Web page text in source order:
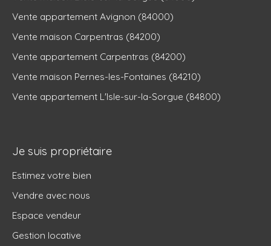
Vente appartement Avignon (84000)
Vente maison Carpentras (84200)
Vente appartement Carpentras (84200)
Vente maison Pernes-les-Fontaines (84210)
Vente appartement L'Isle-sur-la-Sorgue (84800)
Je suis propriétaire
Estimez votre bien
Vendre avec nous
Espace vendeur
Gestion locative